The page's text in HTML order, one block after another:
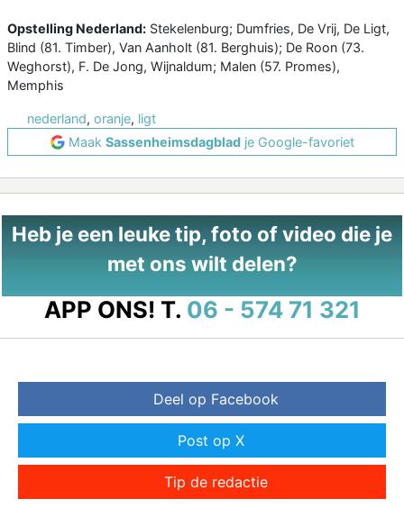
Opstelling Nederland: Stekelenburg; Dumfries, De Vrij, De Ligt,
Blind (81. Timber), Van Aanholt (81. Berghuis); De Roon (73.
Weghorst), F. De Jong, Wijnaldum; Malen (57. Promes),
Memphis
nederland, oranje, ligt
Maak Sassenheimsdagbladje Google-favoriet
Heb je een leuke tip, foto of video die je
met ons wilt delen?
APP ONS! T. 06 - 574 71 321
Deel op Facebook
Post op X
Tip de redactie